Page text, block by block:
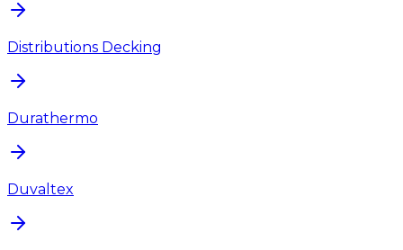
Distributions Decking
Durathermo
Duvaltex